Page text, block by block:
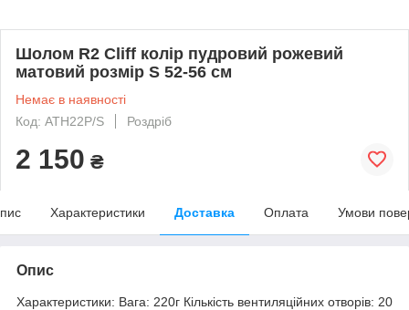
Шолом R2 Cliff колір пудровий рожевий
матовий розмір S 52-56 см
Немає в наявності
Код: ATH22P/S
Роздріб
2 150 ₴
Характеристики Доставка Оплата Умови
Опис
Характеристики: Вага: 220г Кількість вентиляційних отворів: 20